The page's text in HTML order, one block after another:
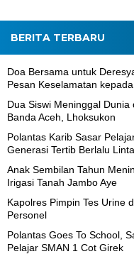
BERITA TERBARU
Doa Bersama untuk
Pesan Keselamatan
Dua Siswi Meninggal
Banda Aceh, Lhoksukon
Polantas Karib Sasar
Generasi Tertib Berlalu
Anak Sembilan Tahun
Irigasi Tanah Jambo Aye
Kapolres Pimpin Tes Urine
Personel
Polantas Goes To School,
Pelajar SMAN 1 Cot Girek